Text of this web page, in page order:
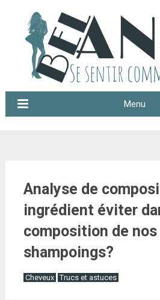
Menu
Analyse de
ingrédient éviter
composition de nos
shampoings?
Cheveux Trucs et astuces